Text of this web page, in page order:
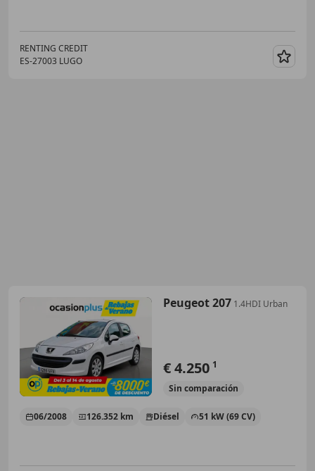
RENTING CREDIT
ES-27003 LUGO
Peugeot 207 1.4HDI Urban
€ 4.250 1
Sin comparación
06/2008 126.352 km Diésel 51 kW (69 CV)